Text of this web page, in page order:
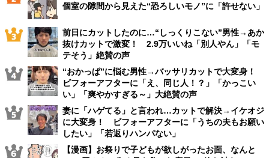
個室の隙間から見えた“恐ろしいモノ”に「許せない」
前日にカットしたのに…“しっくりこない”男性→あか
抜けカットで激変！ 2.9万いいね「別人やん」「モ
テそう」絶賛の声
“おかっぱ”に悩む男性→バッサリカットで大変身！
ビフォーアフターに「え、同じ人！？」「かっこい
い」「爽やかすぎる～」大絶賛の声
妻に「ハゲてる」と言われ…カットで解決→イケオジ
に大変身！ ビフォーアフターに「うちの夫もお願い
したい」「若返りハンパない」
【漫画】お祭りで子どもが欲しがったお面、なんと